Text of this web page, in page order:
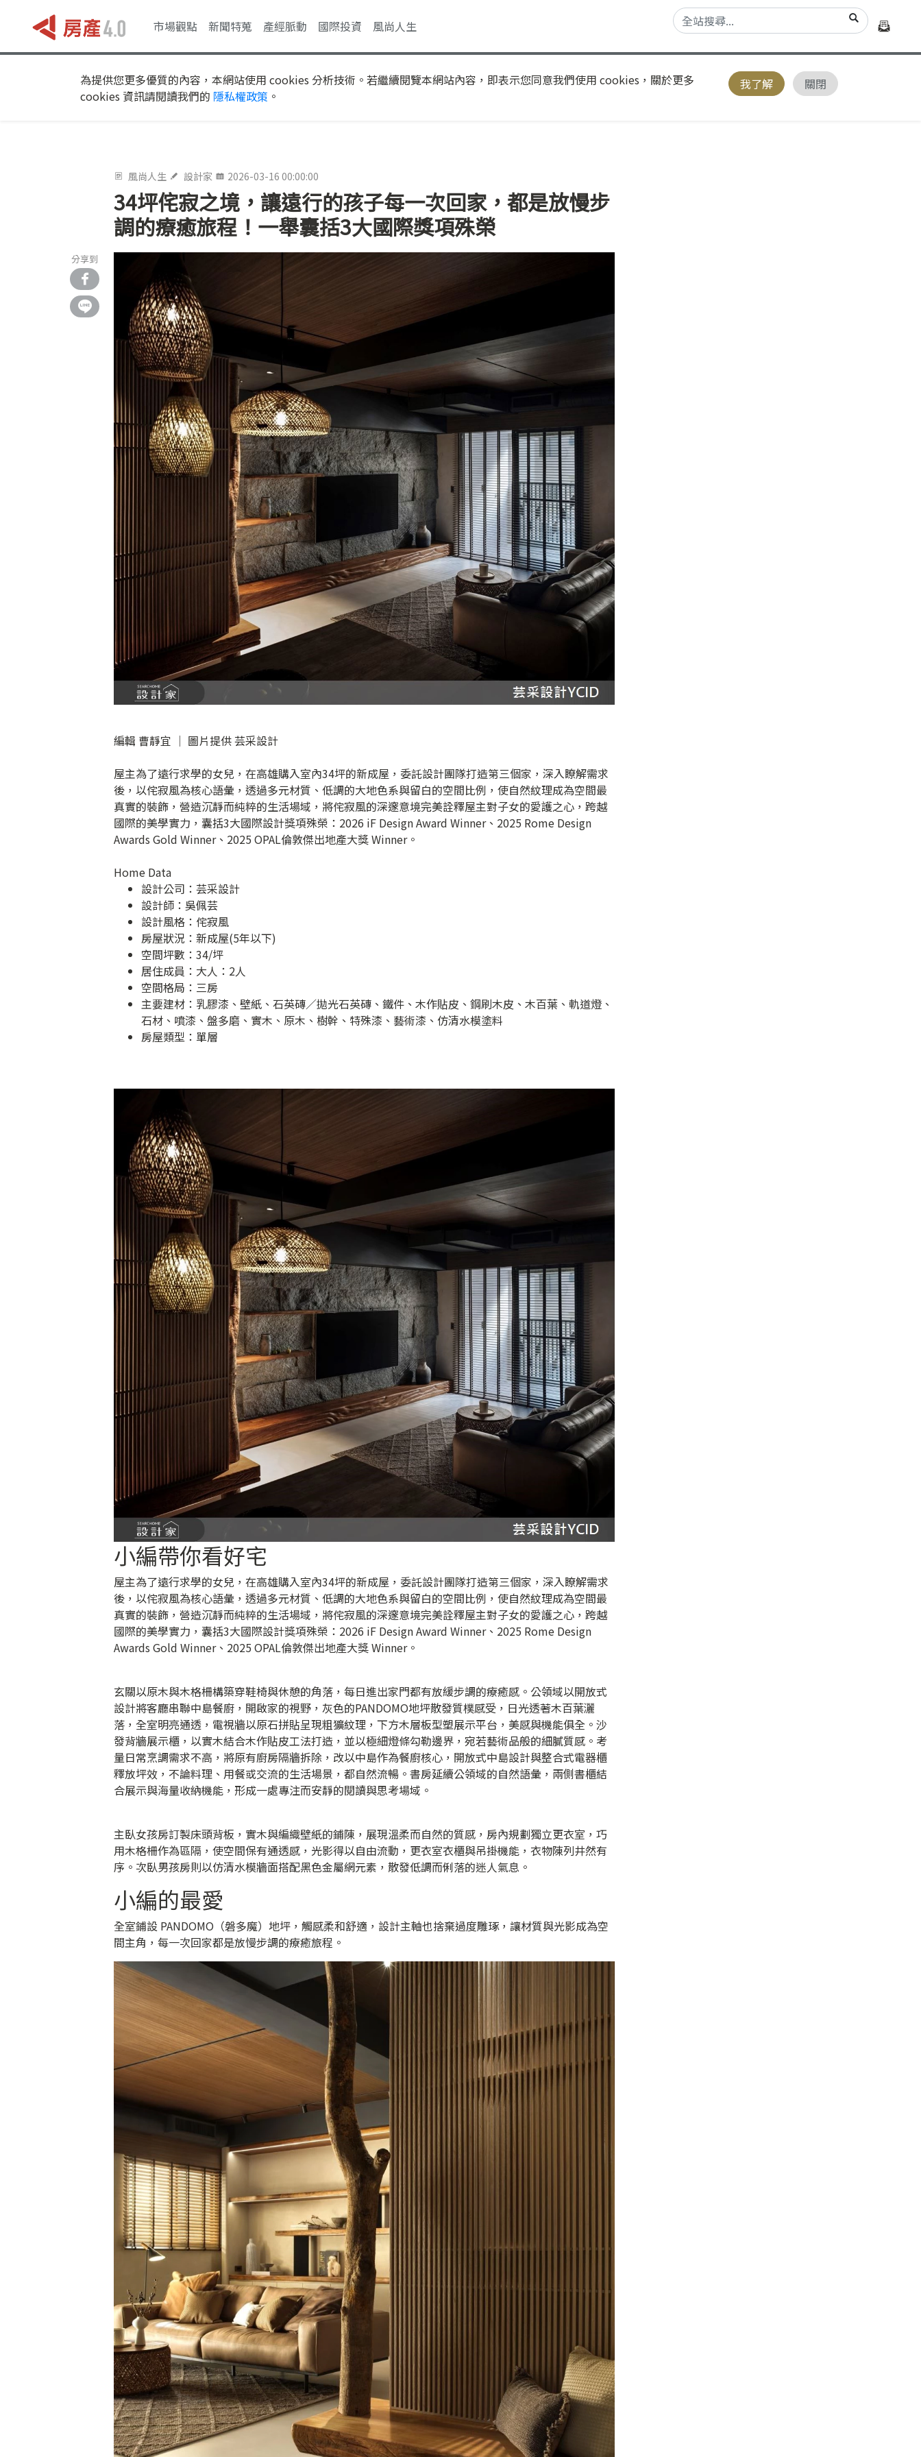
市場觀點 新聞特蒐 產經脈動 國際投資 風尚人生
為提供您更多優質的內容，本網站使用 cookies 分析技術。若繼續閱覽本網站內容，即表示您同意我們使用 cookies，關於更多
cookies 資訊請閱讀我們的 隱私權政策 。
我了解 關閉
風尚人生 設計家 2026-03-16 00:00:00
34坪侘寂之境，讓遠行的孩子每一次回家，都是放慢步
調的療癒旅程！一舉囊括3大國際獎項殊榮
分享到
編輯 曹靜宜 │ 圖片提供 芸采設計
屋主為了遠行求學的女兒，在高雄購入室內34坪的新成屋，委託設計團隊打造第三個家，深入瞭解需求
後，以侘寂風為核心語彙，透過多元材質、低調的大地色系與留白的空間比例，使自然紋理成為空間最
真實的裝飾，營造沉靜而純粹的生活場域，將侘寂風的深邃意境完美詮釋屋主對子女的愛護之心，跨越
國際的美學實力，囊括3大國際設計獎項殊榮：2026 iF Design Award Winner、2025 Rome Design
Awards Gold Winner、2025 OPAL倫敦傑出地產大獎 Winner。
Home Data
設計公司： 芸采設計
設計師：吳佩芸
設計風格：侘寂風
房屋狀況：新成屋(5年以下)
空間坪數：34/坪
居住成員：大人：2人
空間格局：三房
主要建材：乳膠漆、壁紙、石英磚／拋光石英磚、鐵件、木作貼皮、鋼刷木皮、木百葉、軌道燈、
石材、噴漆、盤多磨、實木、原木、樹幹、特殊漆、藝術漆、仿清水模塗料
房屋類型：單層
小編帶你看好宅
屋主為了遠行求學的女兒，在高雄購入室內34坪的新成屋，委託設計團隊打造第三個家，深入瞭解需求
後，以侘寂風為核心語彙，透過多元材質、低調的大地色系與留白的空間比例，使自然紋理成為空間最
真實的裝飾，營造沉靜而純粹的生活場域，將侘寂風的深邃意境完美詮釋屋主對子女的愛護之心，跨越
國際的美學實力，囊括3大國際設計獎項殊榮：2026 iF Design Award Winner、2025 Rome Design
Awards Gold Winner、2025 OPAL倫敦傑出地產大獎 Winner。
玄關以原木與木格柵構築穿鞋椅與休憩的角落，每日進出家門都有放緩步調的療癒感。公領域以開放式
設計將客廳串聯中島餐廚，開啟家的視野，灰色的PANDOMO地坪散發質樸感受，日光透著木百葉灑
落，全室明亮通透，電視牆以原石拼貼呈現粗獷紋理，下方木層板型塑展示平台，美感與機能俱全。沙
發背牆展示櫃，以實木結合木作貼皮工法打造，並以極細燈條勾勒邊界，宛若藝術品般的細膩質感。考
量日常烹調需求不高，將原有廚房隔牆拆除，改以中島作為餐廚核心，開放式中島設計與整合式電器櫃
釋放坪效，不論料理、用餐或交流的生活場景，都自然流暢。書房延續公領域的自然語彙，兩側書櫃結
合展示與海量收納機能，形成一處專注而安靜的閱讀與思考場域。
主臥女孩房訂製床頭背板，實木與編織壁紙的鋪陳，展現溫柔而自然的質感，房內規劃獨立更衣室，巧
用木格柵作為區隔，使空間保有通透感，光影得以自由流動，更衣室衣櫃與吊掛機能，衣物陳列井然有
序。次臥男孩房則以仿清水模牆面搭配黑色金屬網元素，散發低調而俐落的迷人氣息。
小編的最愛
全室鋪設 PANDOMO（磐多魔）地坪，觸感柔和舒適，設計主軸也捨棄過度雕琢，讓材質與光影成為空
間主角，每一次回家都是放慢步調的療癒旅程。